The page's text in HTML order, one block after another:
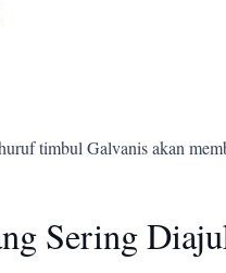
timbul Galvanis akan
Sering